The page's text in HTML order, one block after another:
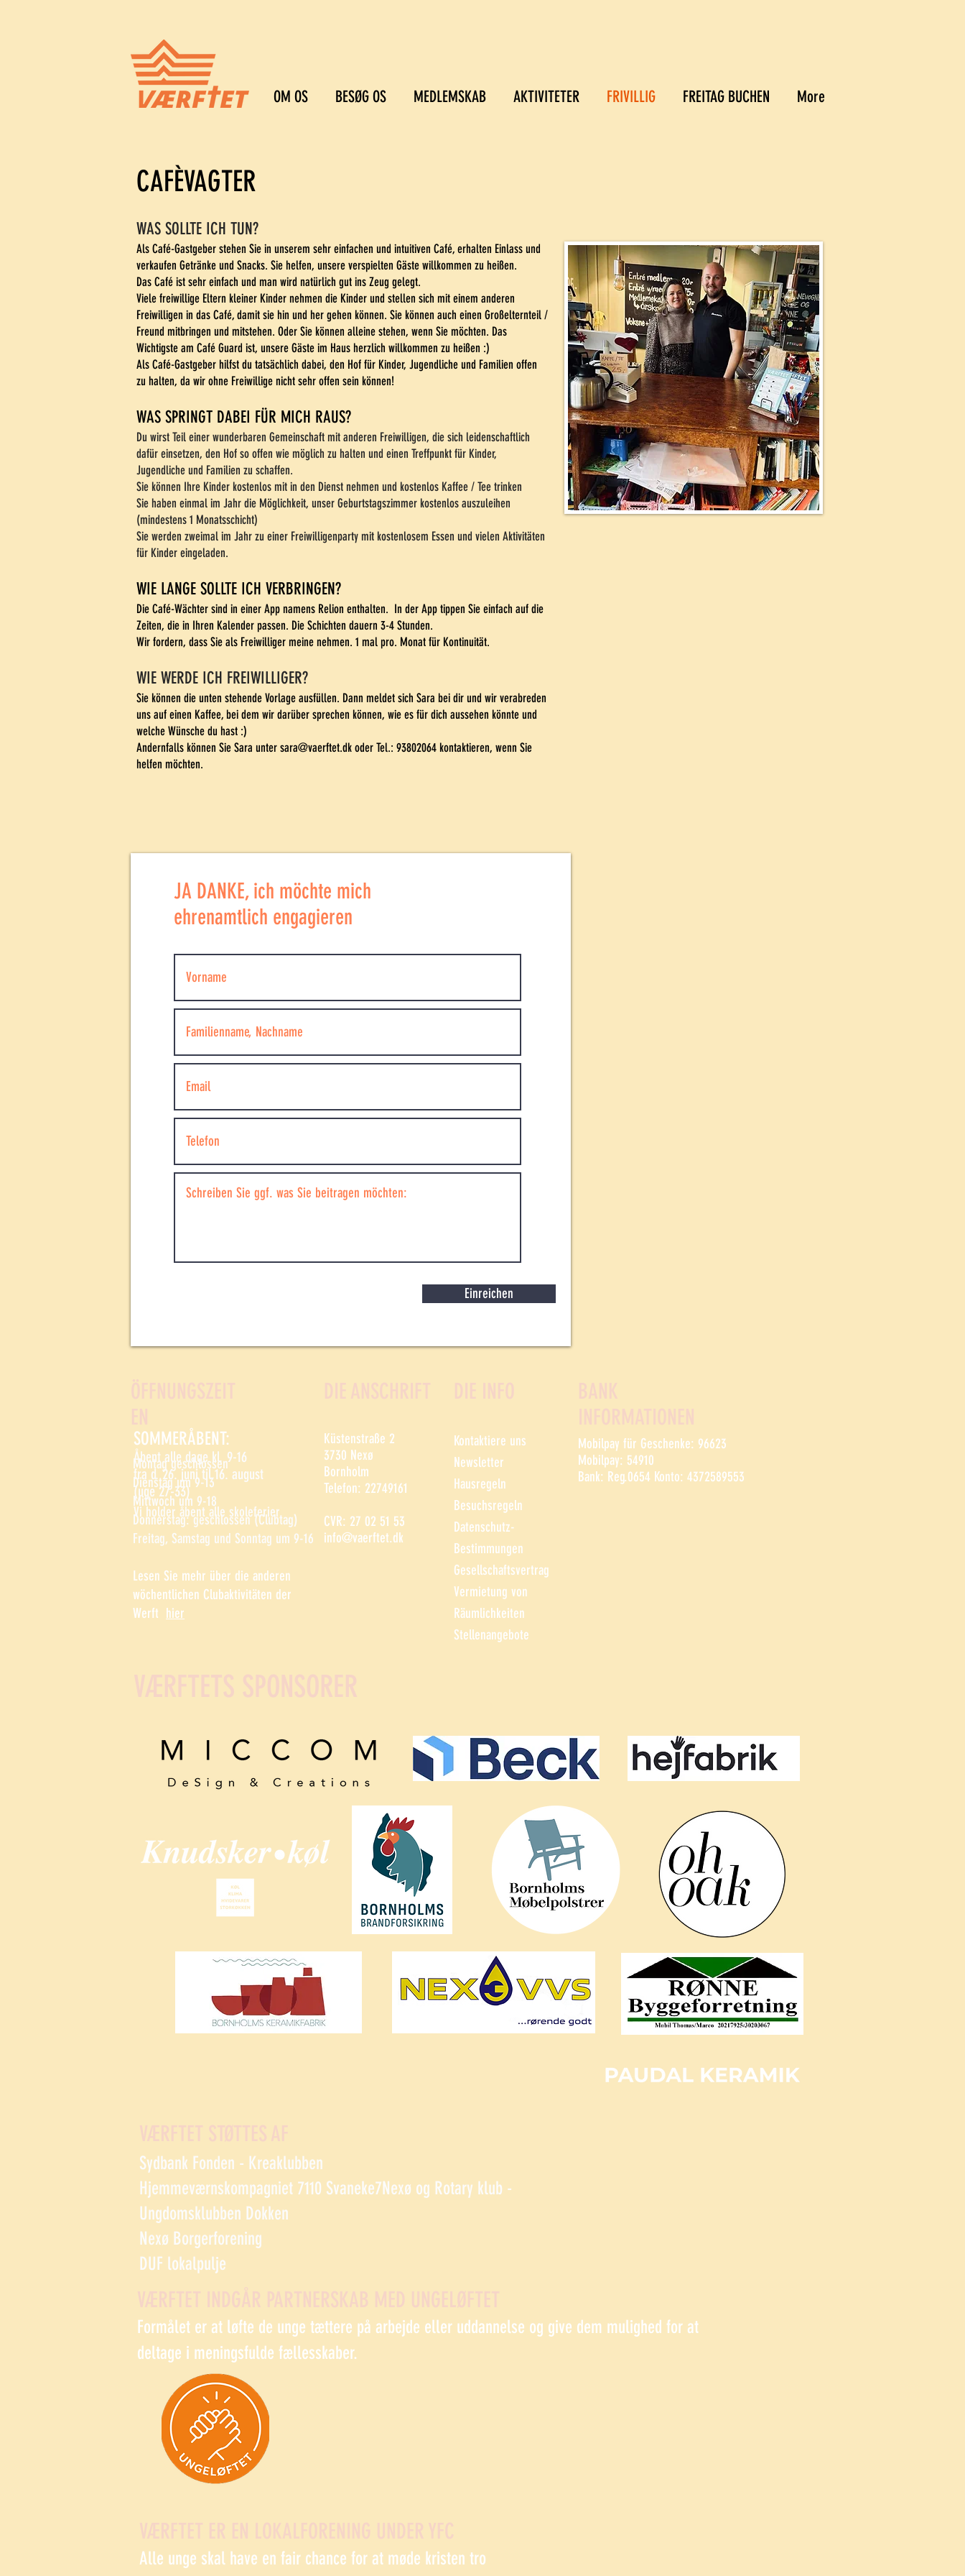
OM OS BESØG OS MEDLEMSKAB AKTIVITETER FRIVILLIG FREITAG BUCHEN More
CAFÈVAGTER
WAS SOLLTE ICH TUN?
Als Café-Gastgeber stehen Sie in unserem sehr einfachen und intuitiven Café, erhalten Einlass und
verkaufen Getränke und Snacks. Sie helfen, unsere verspielten Gäste willkommen zu heißen.
Das Café ist sehr einfach und man wird natürlich gut ins Zeug gelegt.
Viele freiwillige Eltern kleiner Kinder nehmen die Kinder und stellen sich mit einem anderen
Freiwilligen in das Café, damit sie hin und her gehen können. Sie können auch einen Großelternteil /
Freund mitbringen und mitstehen. Oder Sie können alleine stehen, wenn Sie möchten. Das
Wichtigste am Café Guard ist, unsere Gäste im Haus herzlich willkommen zu heißen :)
Als Café-Gastgeber hilfst du tatsächlich dabei, den Hof für Kinder, Jugendliche und Familien offen
zu halten, da wir ohne Freiwillige nicht sehr offen sein können!
WAS SPRINGT DABEI FÜR MICH RAUS?
Du wirst Teil einer wunderbaren Gemeinschaft mit anderen Freiwilligen, die sich leidenschaftlich
dafür einsetzen, den Hof so offen wie möglich zu halten und einen Treffpunkt für Kinder,
Jugendliche und Familien zu schaffen.
Sie können Ihre Kinder kostenlos mit in den Dienst nehmen und kostenlos Kaffee / Tee trinken
Sie haben einmal im Jahr die Möglichkeit, unser Geburtstagszimmer kostenlos auszuleihen
(mindestens 1 Monatsschicht)
Sie werden zweimal im Jahr zu einer Freiwilligenparty mit kostenlosem Essen und vielen Aktivitäten
für Kinder eingeladen.
WIE LANGE SOLLTE ICH VERBRINGEN?
Die Café-Wächter sind in einer App namens Relion enthalten. In der App tippen Sie einfach auf die
Zeiten, die in Ihren Kalender passen. Die Schichten dauern 3-4 Stunden.
Wir fordern, dass Sie als Freiwilliger meine nehmen. 1 mal pro. Monat für Kontinuität.
WIE WERDE ICH FREIWILLIGER?
Sie können die unten stehende Vorlage ausfüllen. Dann meldet sich Sara bei dir und wir verabreden
uns auf einen Kaffee, bei dem wir darüber sprechen können, wie es für dich aussehen könnte und
welche Wünsche du hast :)
Andernfalls können Sie Sara unter sara@vaerftet.dk oder Tel.: 93802064 kontaktieren, wenn Sie
helfen möchten.
JA DANKE, ich möchte mich
ehrenamtlich engagieren
Einreichen
Montag geschlossen
Dienstag um 9-13
Mittwoch um 9-18
Donnerstag: geschlossen (Clubtag)
Freitag, Samstag und Sonntag um 9-16
Lesen Sie mehr über die anderen
wöchentlichen Clubaktivitäten der
Werft hier
SOMMERÅBENT:
Åbent alle dage kl. 9-16
fra d. 26. juni til 16. august
(uge 27-33)
Vi holder åbent alle skoleferier
Küstenstraße 2
3730 Nexø
Bornholm
Telefon: 22749161
CVR: 27 02 51 53
info@vaerftet.dk
Kontaktiere uns
Newsletter
Hausregeln
Besuchsregeln
Datenschutz-
Bestimmungen
Gesellschaftsvertrag
Vermietung von
Räumlichkeiten
Stellenangebote
Mobilpay für Geschenke: 96623
Mobilpay: 54910
Bank: Reg.0654 Konto: 4372589553
Sydbank Fonden - Kreaklubben
Hjemmeværnskompagniet 7110 Svaneke7Nexø og Rotary klub -
Ungdomsklubben Dokken
Nexø Borgerforening
DUF lokalpulje
Formålet er at løfte de unge tættere på arbejde eller uddannelse og give dem mulighed for at
deltage i meningsfulde fællesskaber.
Alle unge skal have en fair chance for at møde kristen tro